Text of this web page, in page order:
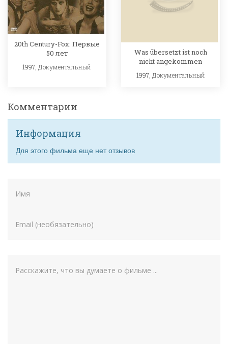
20th Century-Fox: Первые
50 лет
1997, Документальный
Was übersetzt ist noch
nicht angekommen
1997, Документальный
Комментарии
Информация
Для этого фильма еще нет отзывов